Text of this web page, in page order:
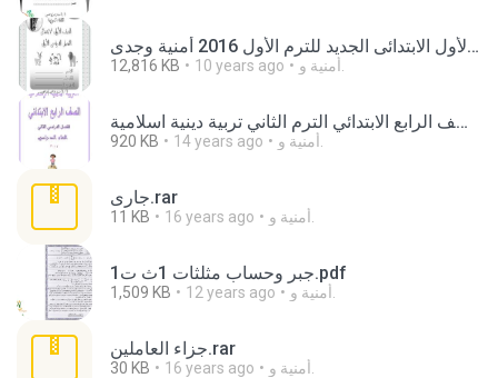
بوكلت تدريبات اللغة العربية للصف الأول الابتدائى الجديد للترم الأول 2016 أمنية وجدى.pdf
12,816 KB 10 years ago
بوكلت دين الصف الرابع الابتدائي الترم الثاني تربية دينية اسلامية.pdf
920 KB 14 years ago
جارى.rar
11 KB 16 years ago
جبر وحساب مثلثات 1ث ت1.pdf
1,509 KB 12 years ago
جزاء العاملين.rar
30 KB 16 years ago